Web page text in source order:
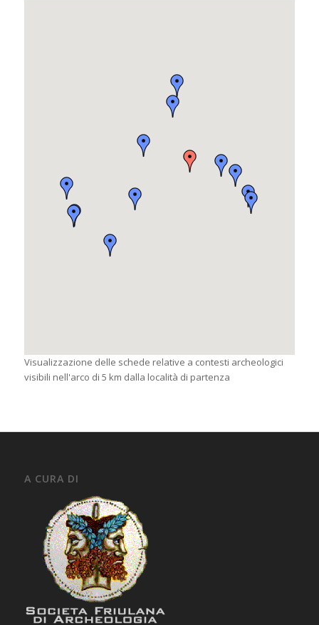
Visualizzazione delle schede relative a contesti archeologici
visibili nell'arco di 5 km dalla località di partenza
A CURA DI